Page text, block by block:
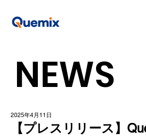
【プレスリリース】
2025年4月11日
NEWS